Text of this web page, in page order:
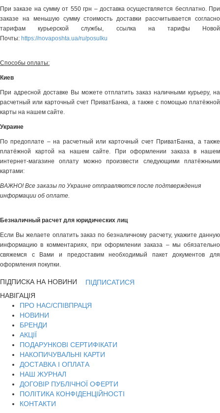
При заказе на сумму от 550 грн – доставка осуществляется бесплатно. При
заказе на меньшую сумму стоимость доставки рассчитывается согласно
тарифам курьерской службы, ссылка на тарифы Новой
Почты: https://novaposhta.ua/ru/posulku
Способы оплаты:
Киев
При адресной доставке Вы можете отплатить заказ наличными курьеру, на
расчетный или карточный счет ПриватБанка, а также с помощью платёжной
карты на нашем сайте.
Украине
По предоплате – на расчетный или карточный счет ПриватБанка, а также
платёжной картой на нашем сайте. При оформлении заказа в нашем
интернет-магазине оплату можно произвести следующими платёжными
картами:
ВАЖНО! Все заказы по Украине отправляются после подтверждения
информации об оплате.
Безналичный расчет для юридических лиц
Если Вы желаете оплатить заказ по безналичному расчету, укажите данную
информацию в комментариях, при оформлении заказа – мы обязательно
свяжемся с Вами и предоставим необходимый пакет документов для
оформления покупки.
ПІДПИСКА НА НОВИНИ
ПІДПИСАТИСЯ
НАВІГАЦІЯ
ПРО НАС/СПІВПРАЦЯ
НОВИНИ
БРЕНДИ
АКЦІЇ
ПОДАРУНКОВІ СЕРТИФІКАТИ
НАКОПИЧУВАЛЬНІ КАРТИ
ДОСТАВКА І ОПЛАТА
НАШ ЖУРНАЛ
ДОГОВІР ПУБЛІЧНОЇ ОФЕРТИ
ПОЛІТИКА КОНФІДЕНЦІЙНОСТІ
КОНТАКТИ